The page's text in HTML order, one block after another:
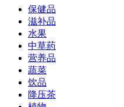
保健品
滋补品
水果
中草药
营养品
蔬菜
饮品
降压茶